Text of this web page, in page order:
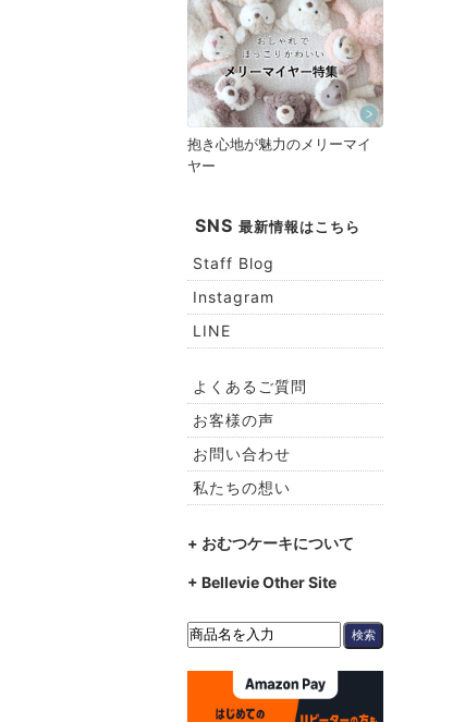
抱き心地が魅力のメリーマイ
ヤー
SNS 最新情報はこちら
Staff Blog
Instagram
LINE
よくあるご質問
お客様の声
お問い合わせ
私たちの想い
+ おむつケーキについて
+ Bellevie Other Site